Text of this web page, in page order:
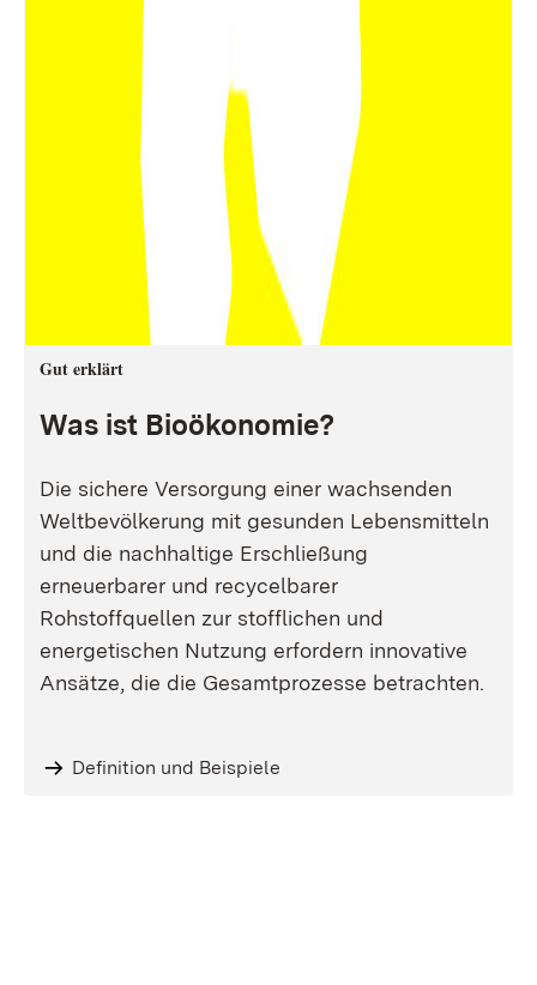
Gut erklärt
Was ist Bioökonomie?
Die sichere Versorgung einer wachsenden
Weltbevölkerung mit gesunden Lebensmitteln
und die nachhaltige Erschließung
erneuerbarer und recycelbarer
Rohstoffquellen zur stofflichen und
energetischen Nutzung erfordern innovative
Ansätze, die die Gesamtprozesse betrachten.
Definition und Beispiele